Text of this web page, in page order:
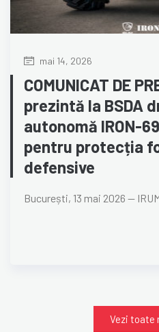
mai 14, 2026
COMUNICAT DE
prezintă la BSDA
autonomă IRON-
pentru protecția
defensive
București, 13 mai 2026 —
Vezi toate